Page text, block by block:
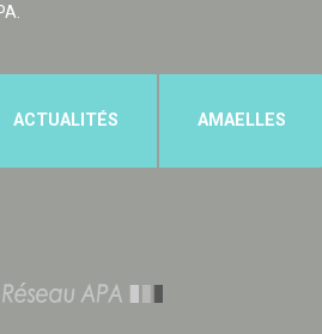
ACTUALITÉS AMAELLES